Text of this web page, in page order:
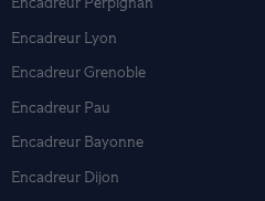
Encadreur Lyon
Encadreur Grenoble
Encadreur Pau
Encadreur Bayonne
Encadreur Dijon